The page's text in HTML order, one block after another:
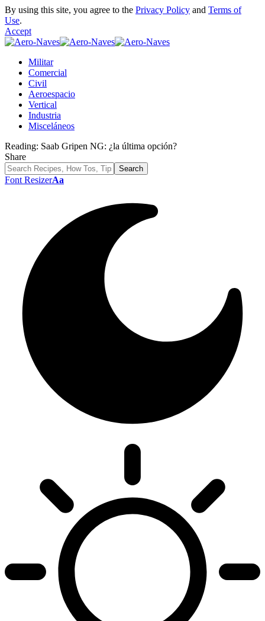
By using this site, you agree to the Privacy Policy and Terms of
Use.
Accept
Militar
Comercial
Civil
Aeroespacio
Vertical
Industria
Misceláneos
Reading: Saab Gripen NG: ¿la última opción?
Share
Font ResizerAa